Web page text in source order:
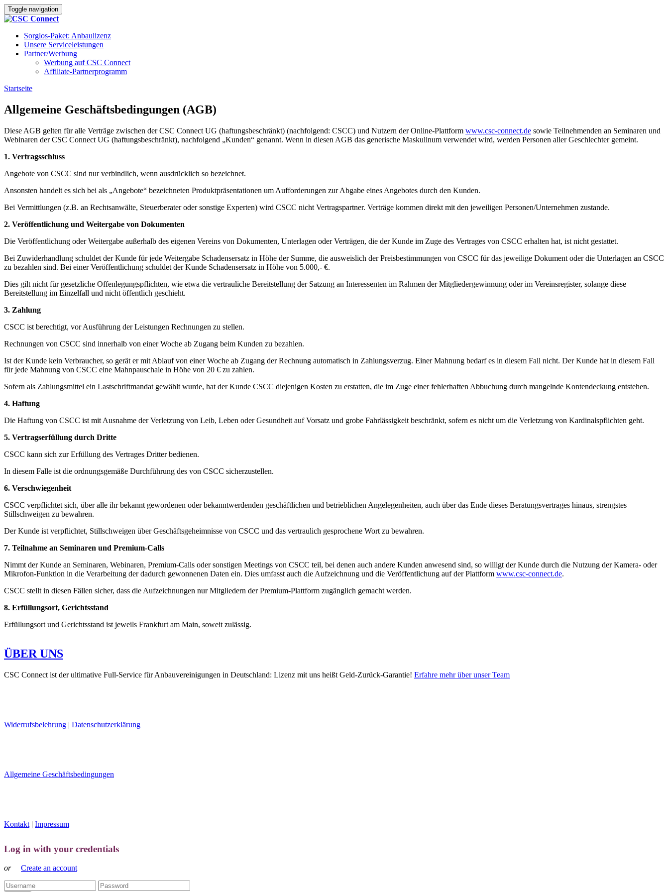
Toggle navigation
Sorglos-Paket: Anbaulizenz
Unsere Serviceleistungen
Partner/Werbung
Werbung auf CSC Connect
Affiliate-Partnerprogramm
Startseite
Allgemeine Geschäftsbedingungen (AGB)
Diese AGB gelten für alle Verträge zwischen der CSC Connect UG (haftungsbeschränkt) (nachfolgend: CSCC) und Nutzern der Online-Plattform www.csc-connect.de sowie Teilnehmenden an Seminaren und
Webinaren der CSC Connect UG (haftungsbeschränkt), nachfolgend „Kunden“ genannt. Wenn in diesen AGB das generische Maskulinum verwendet wird, werden Personen aller Geschlechter gemeint.
1. Vertragsschluss
Angebote von CSCC sind nur verbindlich, wenn ausdrücklich so bezeichnet.
Ansonsten handelt es sich bei als „Angebote“ bezeichneten Produktpräsentationen um Aufforderungen zur Abgabe eines Angebotes durch den Kunden.
Bei Vermittlungen (z.B. an Rechtsanwälte, Steuerberater oder sonstige Experten) wird CSCC nicht Vertragspartner. Verträge kommen direkt mit den jeweiligen Personen/Unternehmen zustande.
2. Veröffentlichung und Weitergabe von Dokumenten
Die Veröffentlichung oder Weitergabe außerhalb des eigenen Vereins von Dokumenten, Unterlagen oder Verträgen, die der Kunde im Zuge des Vertrages von CSCC erhalten hat, ist nicht gestattet.
Bei Zuwiderhandlung schuldet der Kunde für jede Weitergabe Schadensersatz in Höhe der Summe, die ausweislich der Preisbestimmungen von CSCC für das jeweilige Dokument oder die Unterlagen an CSCC
zu bezahlen sind. Bei einer Veröffentlichung schuldet der Kunde Schadensersatz in Höhe von 5.000,- €.
Dies gilt nicht für gesetzliche Offenlegungspflichten, wie etwa die vertrauliche Bereitstellung der Satzung an Interessenten im Rahmen der Mitgliedergewinnung oder im Vereinsregister, solange diese
Bereitstellung im Einzelfall und nicht öffentlich geschieht.
3. Zahlung
CSCC ist berechtigt, vor Ausführung der Leistungen Rechnungen zu stellen.
Rechnungen von CSCC sind innerhalb von einer Woche ab Zugang beim Kunden zu bezahlen.
Ist der Kunde kein Verbraucher, so gerät er mit Ablauf von einer Woche ab Zugang der Rechnung automatisch in Zahlungsverzug. Einer Mahnung bedarf es in diesem Fall nicht. Der Kunde hat in diesem Fall
für jede Mahnung von CSCC eine Mahnpauschale in Höhe von 20 € zu zahlen.
Sofern als Zahlungsmittel ein Lastschriftmandat gewählt wurde, hat der Kunde CSCC diejenigen Kosten zu erstatten, die im Zuge einer fehlerhaften Abbuchung durch mangelnde Kontendeckung entstehen.
4. Haftung
Die Haftung von CSCC ist mit Ausnahme der Verletzung von Leib, Leben oder Gesundheit auf Vorsatz und grobe Fahrlässigkeit beschränkt, sofern es nicht um die Verletzung von Kardinalspflichten geht.
5. Vertragserfüllung durch Dritte
CSCC kann sich zur Erfüllung des Vertrages Dritter bedienen.
In diesem Falle ist die ordnungsgemäße Durchführung des von CSCC sicherzustellen.
6. Verschwiegenheit
CSCC verpflichtet sich, über alle ihr bekannt gewordenen oder bekanntwerdenden geschäftlichen und betrieblichen Angelegenheiten, auch über das Ende dieses Beratungsvertrages hinaus, strengstes
Stillschweigen zu bewahren.
Der Kunde ist verpflichtet, Stillschweigen über Geschäftsgeheimnisse von CSCC und das vertraulich gesprochene Wort zu bewahren.
7. Teilnahme an Seminaren und Premium-Calls
Nimmt der Kunde an Seminaren, Webinaren, Premium-Calls oder sonstigen Meetings von CSCC teil, bei denen auch andere Kunden anwesend sind, so willigt der Kunde durch die Nutzung der Kamera- oder
Mikrofon-Funktion in die Verarbeitung der dadurch gewonnenen Daten ein. Dies umfasst auch die Aufzeichnung und die Veröffentlichung auf der Plattform www.csc-connect.de.
CSCC stellt in diesen Fällen sicher, dass die Aufzeichnungen nur Mitgliedern der Premium-Plattform zugänglich gemacht werden.
8. Erfüllungsort, Gerichtsstand
Erfüllungsort und Gerichtsstand ist jeweils Frankfurt am Main, soweit zulässig.
ÜBER UNS
CSC Connect ist der ultimative Full-Service für Anbauvereinigungen in Deutschland: Lizenz mit uns heißt Geld-Zurück-Garantie! Erfahre mehr über unser Team
Widerrufsbelehrung | Datenschutzerklärung
Allgemeine Geschäftsbedingungen
Kontakt | Impressum
Log in with your credentials
or Create an account